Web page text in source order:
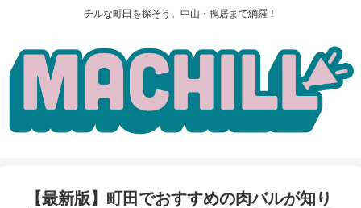
チルな町田を探そう。中山・鴨居まで網羅！
【最新版】町田でおすすめの肉バルが知り